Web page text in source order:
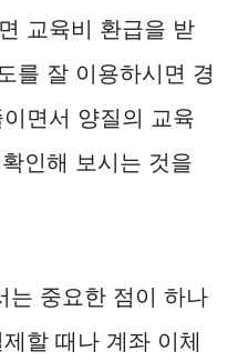
교육비 환급을 받
를 잘 이용하시면 경
면서 양질의 교육
인해 보시는 것을
는 중요한 점이 하나
할 때나 계좌 이체